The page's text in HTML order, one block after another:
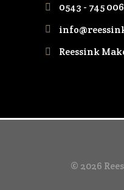
0543 - 745 006
Reessink
© 2026